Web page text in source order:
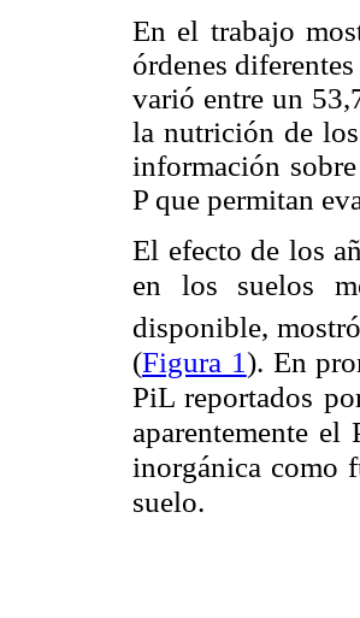
En el trabajo
órdenes
varió entre un
la nutrición de
información
P que permitan
El efecto de los
en los suelos
disponible,
(Figura 1). En
PiL reportados
aparentemente
inorgánica como
suelo.